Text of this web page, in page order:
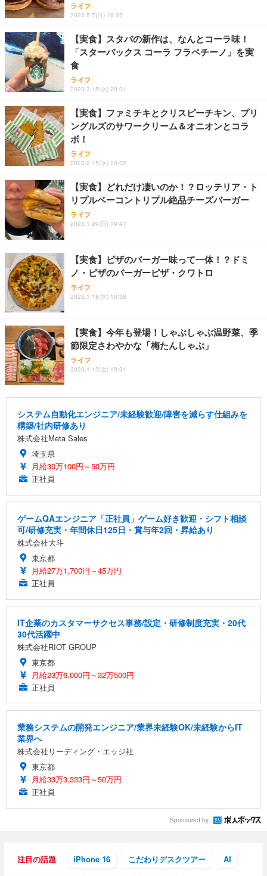
ス圧無段階昇降 360度回転 キャスター付き コンパク
ト 幅52×奥行58.5×高さ84～96cm テレワーク 在宅
￥4,139
グモニター QD 24.5インチ 1ms FHD 量子ドット 残
像低減 (3年保証 | 輝点保証 | 日本メーカー)
￥34,980
￥3,731
ライフ
2023.5.7(日) 16:07
【実食】スタバの新作は、なんとコーラ味！
「スターバックス コーラ フラペチーノ」を実
食
ライフ
2023.3.15(水) 20:01
【実食】ファミチキとクリスピーチキン、プリ
ングルズのサワークリーム＆オニオンとコラ
ボ！
ライフ
2023.2.15(水) 20:02
【実食】どれだけ凄いのか！？ロッテリア・ト
リプルベーコントリプル絶品チーズバーガー
ライフ
2023.1.29(日) 19:47
【実食】ピザのバーガー味って一体！？ドミ
ノ・ピザのバーガーピザ・クワトロ
ライフ
2023.1.18(水) 10:38
【実食】今年も登場！しゃぶしゃぶ温野菜、季
節限定さわやかな「梅たんしゃぶ」
ライフ
2023.1.13(金) 19:31
システム自動化エンジニア/未経験歓迎/障害を減らす仕組みを
構築/社内研修あり
株式会社Meta Sales
埼玉県
月給30万100円～50万円
正社員
ゲームQAエンジニア「正社員」ゲーム好き歓迎・シフト相談
可/研修充実・年間休日125日・賞与年2回・昇給あり
株式会社大斗
東京都
月給27万1,700円～45万円
正社員
IT企業のカスタマーサクセス事務/設定・研修制度充実・20代
30代活躍中
株式会社RIOT GROUP
東京都
月給23万6,000円～32万500円
正社員
業務システムの開発エンジニア/業界未経験OK/未経験からIT
業界へ
株式会社リーディング・エッジ社
東京都
月給33万3,333円～50万円
正社員
Sponsored by
注目の話題 iPhone 16 こだわりデスクツアー AI